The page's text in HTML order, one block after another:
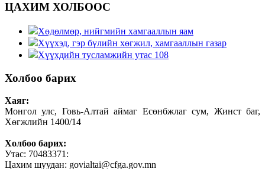
ЦАХИМ ХОЛБООС
Хөдөлмөр, нийгмийн хамгааллын яам
Хүүхэд, гэр бүлийн хөгжил, хамгааллын газар
Хүүхдийн тусламжийн утас 108
Холбоо барих
Хаяг:
Монгол улс, Говь-Алтай аймаг Есөнбжлаг сум, Жинст баг,
Хөгжлийн 1400/14
Холбоо барих:
Утас: 70483371:
Цахим шуудан: govialtai@cfga.gov.mn